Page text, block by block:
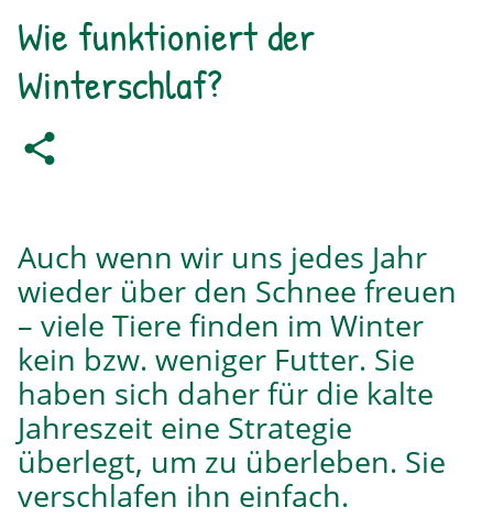
Wie funktioniert der
Winterschlaf?
Auch wenn wir uns jedes Jahr
wieder über den Schnee freuen
– viele Tiere finden im Winter
kein bzw. weniger Futter. Sie
haben sich daher für die kalte
Jahreszeit eine Strategie
überlegt, um zu überleben. Sie
verschlafen ihn einfach.